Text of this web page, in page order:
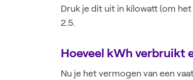
Druk je dit uit in kilowatt (om
2.5.
Hoeveel kWh verbruikt
Nu je het vermogen van een